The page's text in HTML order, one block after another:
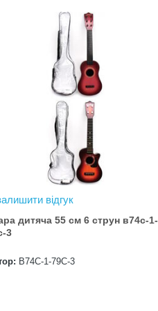
win_bmw
відгук
дитяча 55 см 6 струн в74с-1-
3
В74С-1-79С-3